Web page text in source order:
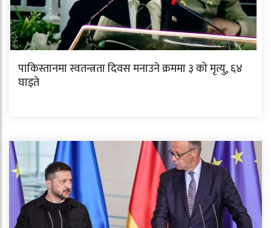
पाकिस्तानमा स्वतन्त्रता दिवस मनाउने क्रममा ३ को मृत्यु, ६४
घाइते